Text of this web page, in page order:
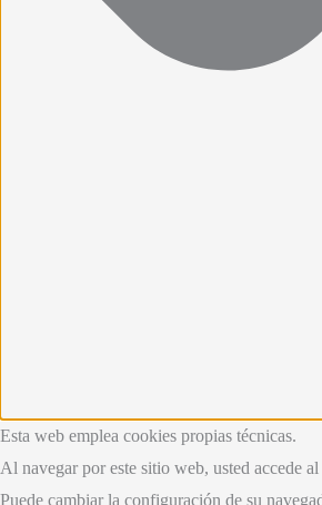
Esta web emplea cookies propias técnicas.
Al navegar por este sitio web, usted accede
Puede cambiar la configuración de su